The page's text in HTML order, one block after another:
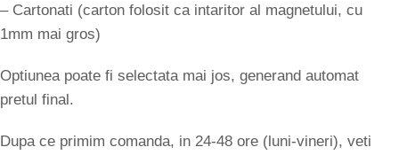
– Cartonati (carton folosit ca intaritor al magnetului, cu
1mm mai gros)
Optiunea poate fi selectata mai jos, generand automat
pretul final.
Dupa ce primim comanda, in 24-48 ore (luni-vineri), veti